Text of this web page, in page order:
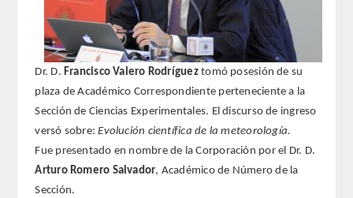
SECCIONES
TEOLOGÍA
HUMANIDADES
DERECHO
MEDICINA
Dr. D. Francisco Valero Rodrígueztomó posesión de su
plaza de Académico Correspondiente perteneciente a la
Sección de Ciencias Experimentales. El discurso de ingreso
versó sobre:Evolución científica de la meteorología.
Fue presentado en nombre de la Corporación por el Dr. D.
Arturo Romero Salvador, Académico de Número de la
Sección.